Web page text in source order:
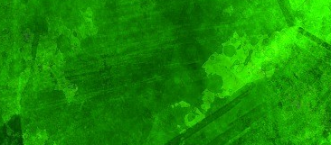
TENDENCIA VIDA │ ESTILO